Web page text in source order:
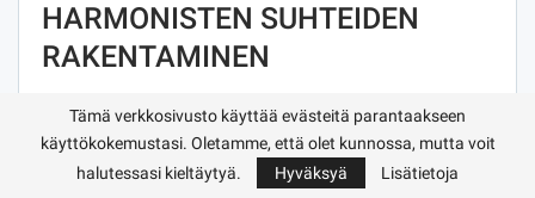
HARMONISTEN SUHTEIDEN
RAKENTAMINEN
niistä irti ja oppia rakastamaan itseäsi ja antamaan
itsellesi rakkauden, josta olet aina puuttunut. Mutta
kuinka tarkistaa, että olet jo päässyt eroon
Tämä verkkosivusto käyttää evästeitä parantaakseen
käyttökokemustasi. Oletamme, että olet kunnossa, mutta voit
halutessasi kieltäytyä.
Hyväksyä Lisätietoja